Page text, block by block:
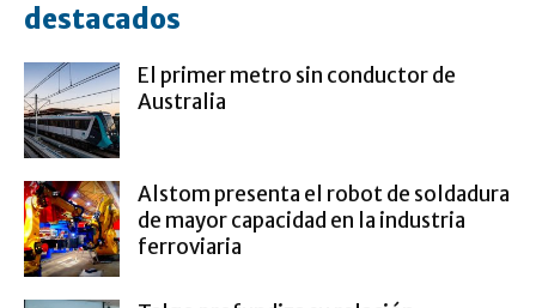
destacados
El primer metro sin conductor de
Australia
Alstom presenta el robot de soldadura
de mayor capacidad en la industria
ferroviaria